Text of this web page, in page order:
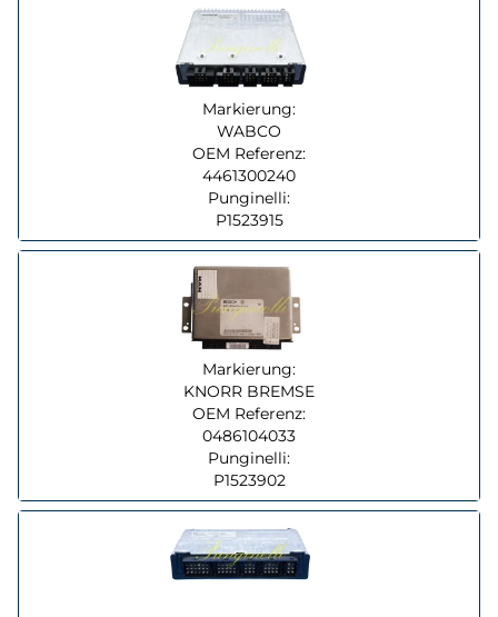
Markierung:
WABCO
OEM Referenz:
4461300240
Punginelli:
P1523915
Markierung:
KNORR BREMSE
OEM Referenz:
0486104033
Punginelli:
P1523902